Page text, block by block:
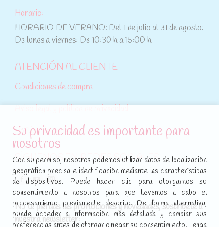
Horario:
HORARIO DE VERANO: Del 1 de julio al 31 de agosto:
De lunes a viernes: De 10:30 h a 15:00 h
ATENCIÓN AL CLIENTE
Condiciones de compra
Política de cookies
SÍGUENOS EN REDES SOCIALES
Encuéntranos en:
Facebook
page
opens
in
YouTube
page
opens
in
Instagram
page
opens
in
No te pierdas las promociones y novedades, suscríbete a
nuestra newsletter:
Su privacidad es importante para
nosotros
Con su permiso, nosotros podemos utilizar datos de localización
geográfica precisa e identificación mediante las características
de dispositivos. Puede hacer clic para otorgarnos su
consentimiento a nosotros para que llevemos a cabo el
procesamiento previamente descrito. De forma alternativa,
puede acceder a información más detallada y cambiar sus
preferencias antes de otorgar o negar su consentimiento. Tenga